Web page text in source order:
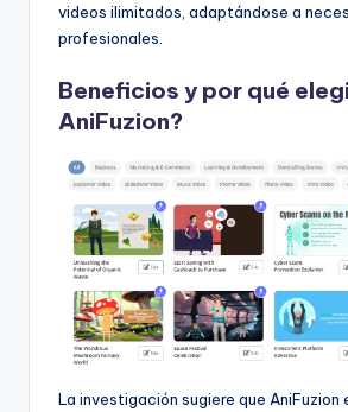
videos ilimitados, adaptándose a
profesionales.
Beneficios y por qué
AniFuzion?
La investigación sugiere que AniFuzion